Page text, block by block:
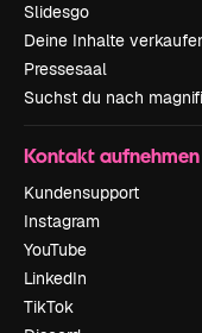
Slidesgo
Deine Inhalte
Pressesaal
Suchst du nach
Kontakt aufnehmen
Kundensupport
Instagram
YouTube
LinkedIn
TikTok